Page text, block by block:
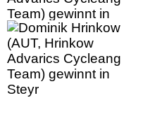
Team) gewinnt in
Steyr